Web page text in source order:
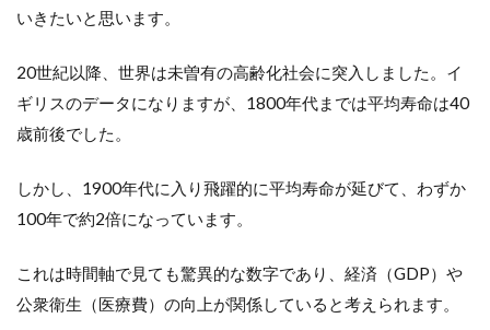
ア
の3
の
ア
プ
ロ
と
は
1）身
体の
いきたいと思います。
20世紀以降、世界は未曽有の高齢化社会に突入しました。イ
ギリスのデータになりますが、1800年代までは平均寿命は40
歳前後でした。
しかし、1900年代に入り飛躍的に平均寿命が延びて、わずか
100年で約2倍になっています。
これは時間軸で見ても驚異的な数字であり、経済（GDP）や
公衆衛生（医療費）の向上が関係していると考えられます。